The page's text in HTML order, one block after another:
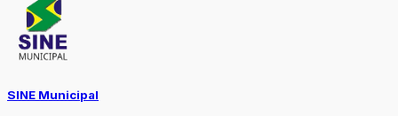
SINE Municipal